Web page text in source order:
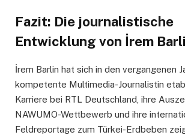
Fazit: Die journalistische
Entwicklung von İrem
İrem Barlin hat sich in den vergangenen
kompetente Multimedia-Journalistin
Karriere bei RTL Deutschland, ihre
NAWUMO-Wettbewerb und ihre
Feldreportage zum Türkei-Erdbeben